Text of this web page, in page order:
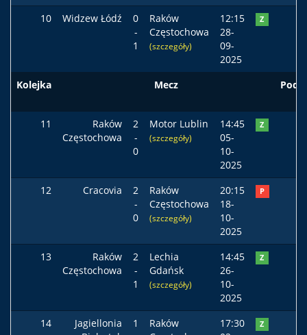
10 Widzew Łódź
0
-
1
Raków
Częstochowa
(szczegóły)
12:15
28-
09-
2025
Z
Kolejka Mecz Podst
11
Raków
Częstochowa
2
-
0
Motor Lublin
(szczegóły)
14:45
05-
10-
2025
Z
12 Cracovia
2
-
0
Raków
Częstochowa
(szczegóły)
20:15
18-
10-
2025
P
13
Raków
Częstochowa
2
-
1
Lechia
Gdańsk
(szczegóły)
14:45
26-
10-
2025
Z
14
Jagiellonia
1
Raków
17:30
Z